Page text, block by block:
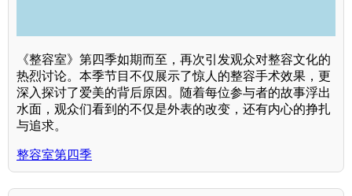
《整容室》第四季如期而至，再次引发观众对整容文化的
热烈讨论。本季节目不仅展示了惊人的整容手术效果，更
深入探讨了爱美的背后原因。随着每位参与者的故事浮出
水面，观众们看到的不仅是外表的改变，还有内心的挣扎
与追求。
整容室第四季